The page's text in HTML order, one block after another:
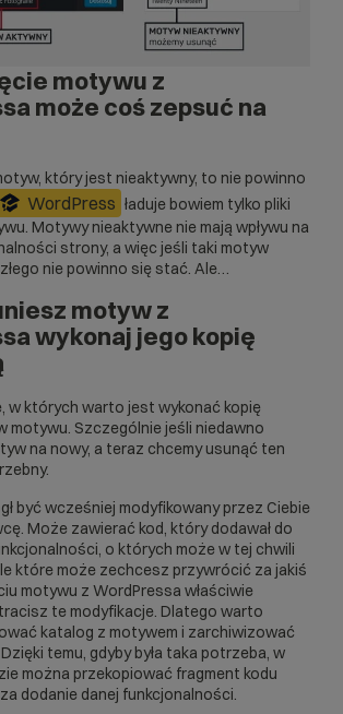
motywu z
może coś zepsuć na
który jest nieaktywny, to nie powinno
WordPress ładuje bowiem tylko pliki
Motywy nieaktywne nie mają wpływu na
strony, a więc jeśli taki motyw
nie powinno się stać. Ale…
motyw z
wykonaj jego kopię
w których warto jest wykonać kopię
motywu. Szczególnie jeśli niedawno
na nowy, a teraz chcemy usunąć ten
być wcześniej modyfikowany przez Ciebie
Może zawierać kod, który dodawał do
o których może w tej chwili
które może zechcesz przywrócić za jakiś
motywu z WordPressa właściwie
te modyfikacje. Dlatego warto
katalog z motywem i zarchiwizować
temu, gdyby była taka potrzeba, w
można przekopiować fragment kodu
dodanie danej funkcjonalności.